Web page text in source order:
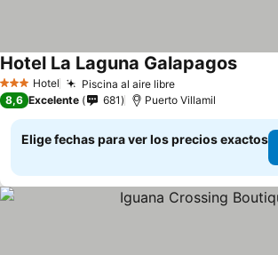
3 Estrellas
Hotel Piscina al aire libreVer precios
Hotel La Laguna GalapagosVer
8,6 Excelente 681 Puerto Villamil
Elige fechas para ver los precios exactos